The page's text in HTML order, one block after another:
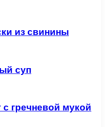
из свинины
суп
гречневой мукой